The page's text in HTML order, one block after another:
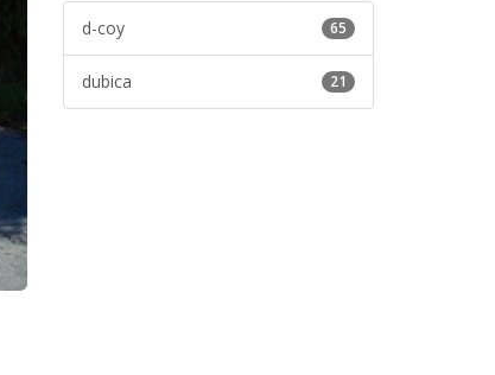
65
d-coy
21
dubica